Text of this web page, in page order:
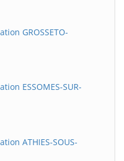
GROSSETO-
ESSOMES-SUR-
ATHIES-SOUS-